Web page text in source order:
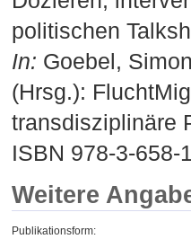
politischen
In: Goebel,
(Hrsg.):
transdisziplinäre
ISBN 978-3-658-
Weitere
Publikationsform: